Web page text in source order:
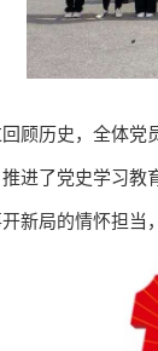
顾历史，全体
进了党史学习
新局的情怀担当